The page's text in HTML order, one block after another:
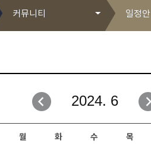
커뮤니티
취업성공지원과
창업지원·교육센터
현장실습/IPP사업단
일정안
자유게
일정안내
보도자
2024. 6
월 화 수 목